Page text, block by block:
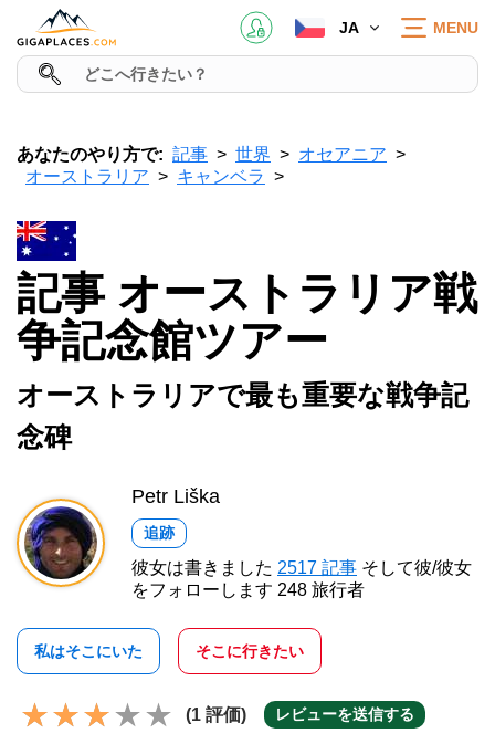
JA MENU
あなたのやり方で: 記事 世界
オセアニア
オーストラリア
キャンベラ
記事 オーストラリア戦
争記念館ツアー
オーストラリアで最も重要な戦争記
念碑
Petr Liška
追跡
彼女は書きました 2517 記事 そして彼/彼女
をフォローします 248 旅行者
私はそこにいた そこに行きたい
(1 評価) レビューを送信する